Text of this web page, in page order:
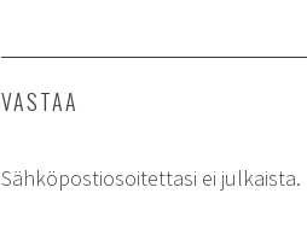
VASTAA
Sähköpostiosoitettasi ei julkaista.